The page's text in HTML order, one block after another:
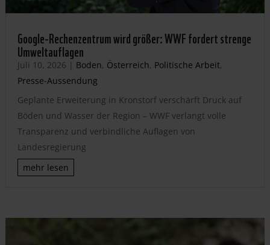
Google-Rechenzentrum wird größer: WWF fordert strenge
Umweltauflagen
Juli 10, 2026 | Boden, Österreich, Politische Arbeit,
Presse-Aussendung
Geplante Erweiterung in Kronstorf verschärft Druck auf
Böden und Wasser der Region – WWF verlangt volle
Transparenz und verbindliche Auflagen von
Landesregierung
mehr lesen